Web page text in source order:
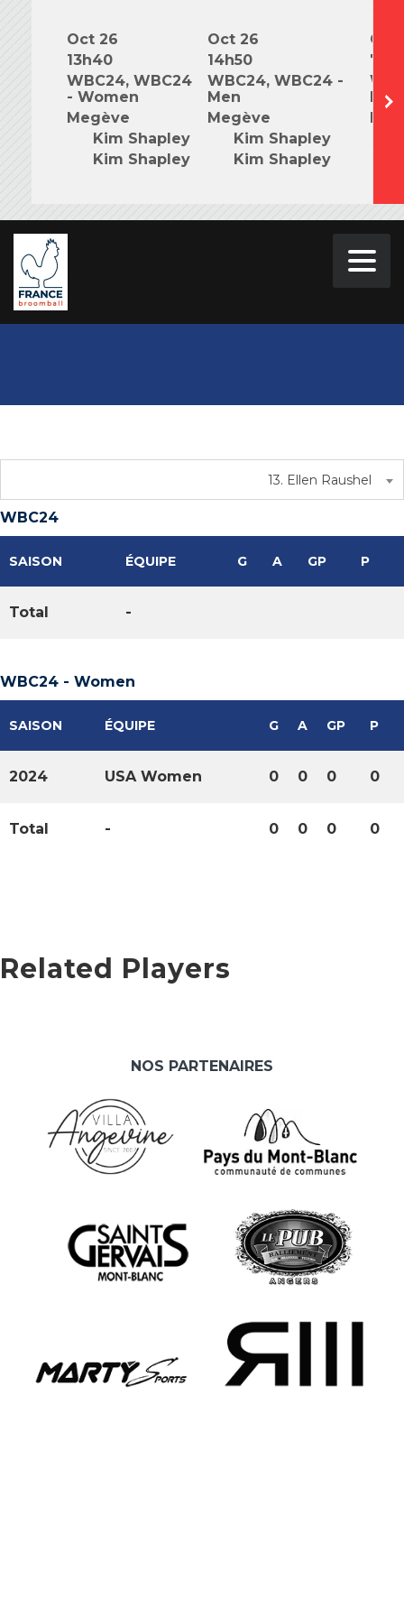
Oct 26
13h40
WBC24, WBC24
- Women
Megève
Kim Shapley
Kim Shapley
Oct 26
14h50
WBC24, WBC24 -
Men
Megève
Kim Shapley
Kim Shapley
Oct
13. Ellen Raushel
WBC24
SAISON ÉQUIPE G A GP P
Total -
WBC24 - Women
SAISON ÉQUIPE G A GP P
2024 USA Women 0 0 0 0
Total - 0 0 0 0
Related Players
NOS PARTENAIRES